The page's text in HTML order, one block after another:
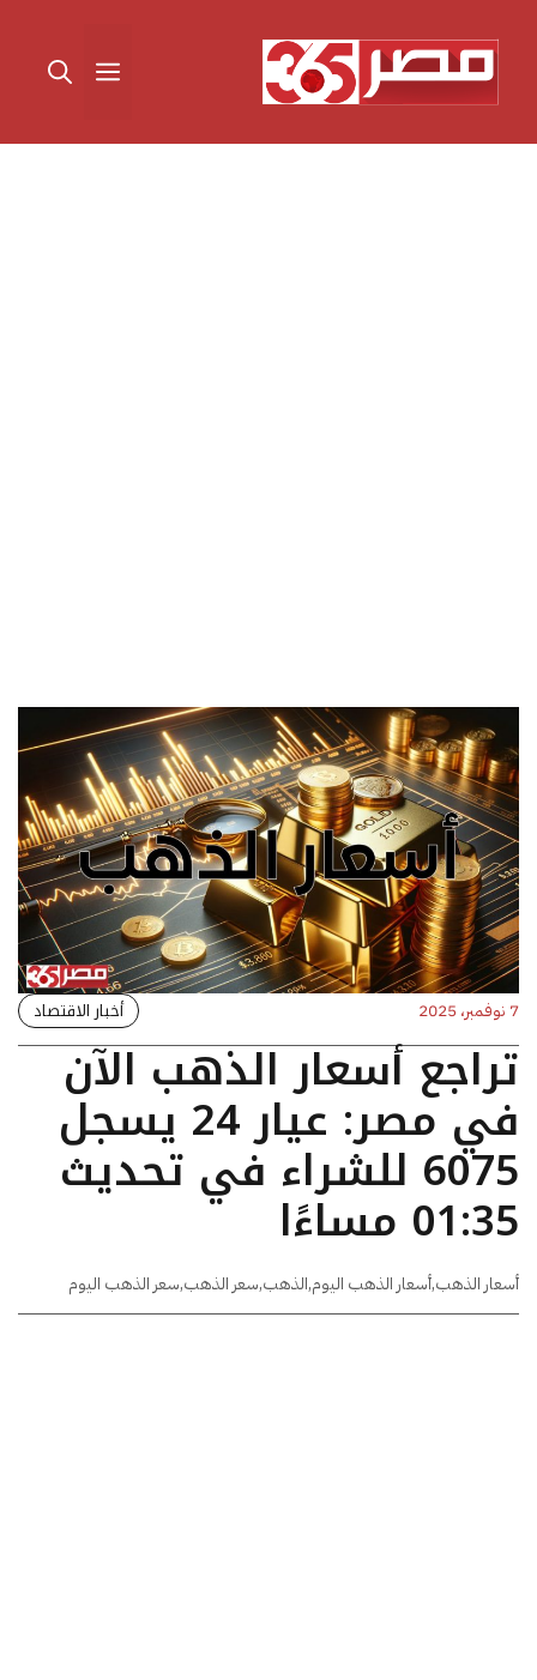
المحتوى القائمة
7 نوفمبر، 2025 أخبار الاقتصاد
تراجع أسعار الذهب الآن
في مصر: عيار 24 يسجل
6075 للشراء في تحديث
01:35 مساءًا
أسعار الذهب,أسعار الذهب اليوم,الذهب,سعر الذهب,سعر الذهب اليوم